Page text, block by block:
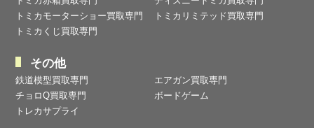
トミカモーターショー買取専門
トミカリミテッド買取専門
トミカくじ買取専門
その他
鉄道模型買取専門
エアガン買取専門
チョロQ買取専門
ボードゲーム
トレカサプライ